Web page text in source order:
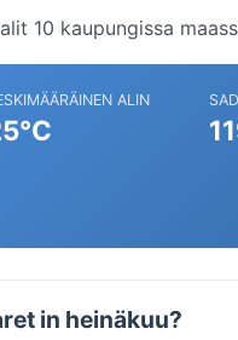
10 kaupungissa
ALIN
in heinäkuu?